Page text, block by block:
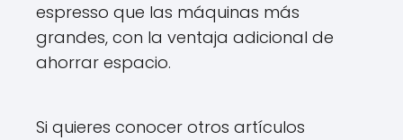
espresso que las máquinas más
grandes, con la ventaja adicional de
ahorrar espacio.
Si quieres conocer otros artículos